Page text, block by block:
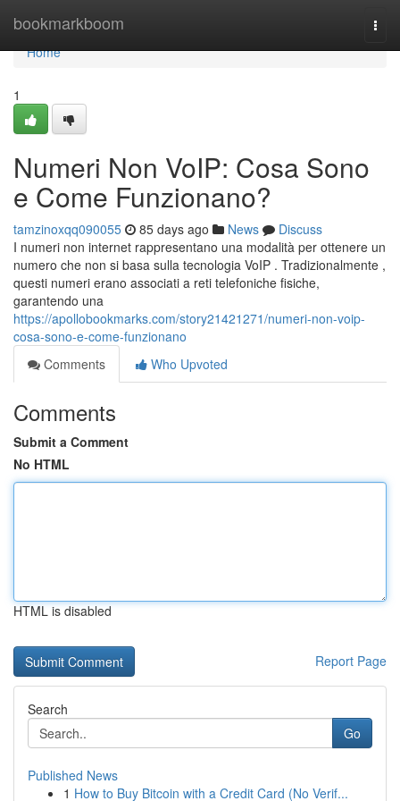
bookmarkboom
Home
Home
1
Numeri Non VoIP: Cosa Sono
e Come Funzionano?
tamzinoxqq090055 85 days ago News
Discuss
I numeri non internet rappresentano una modalità per ottenere un
numero che non si basa sulla tecnologia VoIP . Tradizionalmente ,
questi numeri erano associati a reti telefoniche fisiche,
garantendo una
https://apollobookmarks.com/story21421271/numeri-non-voip-
cosa-sono-e-come-funzionano
Comments
Who Upvoted
Comments
Submit a Comment
No HTML
HTML is disabled
Report Page
Search
Go
Published News
1 How to Buy Bitcoin with a Credit Card (No Verif...